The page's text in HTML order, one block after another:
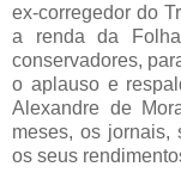
ex-corregedor do
a renda da
conservadores,
o aplauso e
Alexandre de
meses, os jornais,
os seus